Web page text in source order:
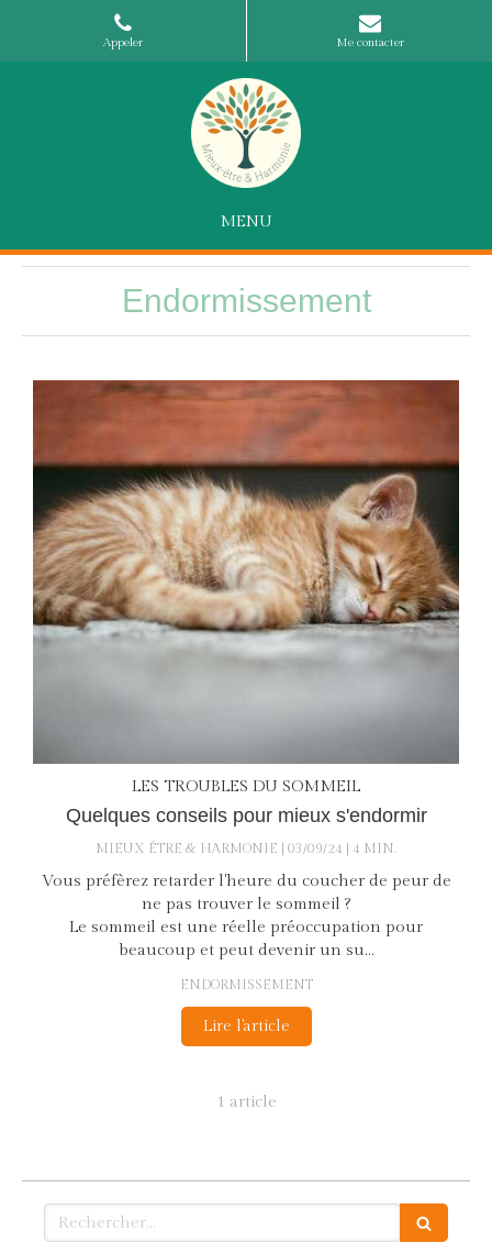
Appeler Me contacter
MENU
Endormissement
LES TROUBLES DU SOMMEIL
Quelques conseils pour mieux s'endormir
MIEUX ÊTRE & HARMONIE 03/09/24 4 MIN.
Vous préfèrez retarder l'heure du coucher de peur de
ne pas trouver le sommeil ?
Le sommeil est une réelle préoccupation pour
beaucoup et peut devenir un su...
ENDORMISSEMENT
Lire l'article
1 article
Rechercher